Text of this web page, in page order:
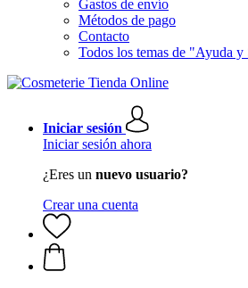
Gastos de envío
Métodos de pago
Contacto
Todos los temas de "Ayuda y
Iniciar sesión
Iniciar sesión ahora
¿Eres un nuevo usuario?
Crear una cuenta